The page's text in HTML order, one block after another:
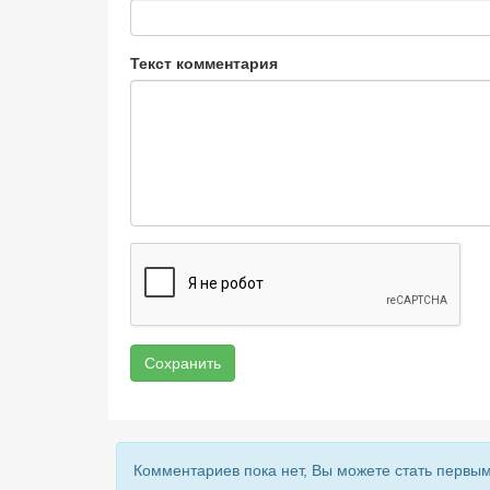
Текст комментария
Сохранить
Комментариев пока нет, Вы можете стать